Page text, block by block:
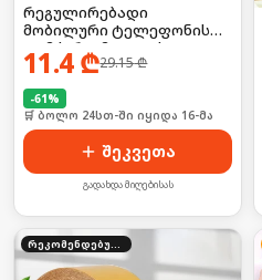
რეგულირებადი
მობილური ტელეფონის
დამჭერი, მაგიდის
სამაგრით
11.4₾29.15₾
-61%
🛒 ბოლო 24სთ-ში იყიდა 16-მა
შეკვეთა
გადახდა მიღებისას
რეკომენდებული